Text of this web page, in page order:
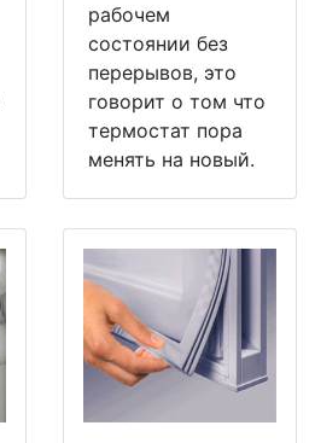
рабочем
состоянии без
перерывов, это
говорит о том что
термостат пора
менять на новый.